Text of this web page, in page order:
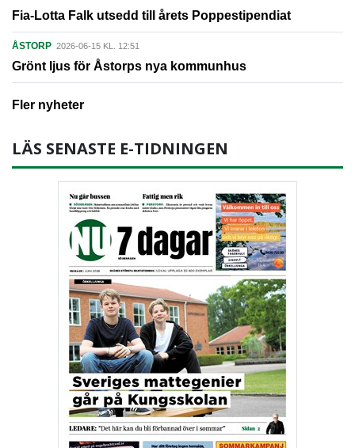
Fia-Lotta Falk utsedd till årets Poppestipendiat
ÅSTORP 2026-06-15 KL. 12:51
Grönt ljus för Åstorps nya kommunhus
Fler nyheter
LÄS SENASTE E-TIDNINGEN